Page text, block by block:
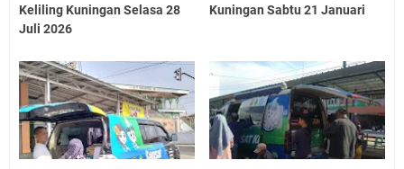
Keliling Kuningan Selasa 28
Juli 2026
Kuningan Sabtu 21 Januari